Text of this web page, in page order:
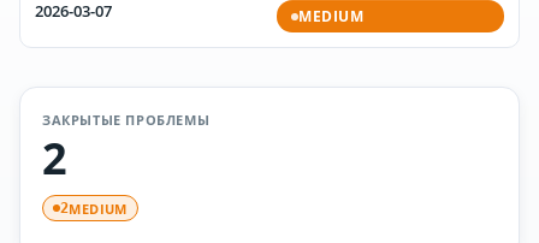
2026-03-07
MEDIUM
ЗАКРЫТЫЕ ПРОБЛЕМЫ
2
2MEDIUM